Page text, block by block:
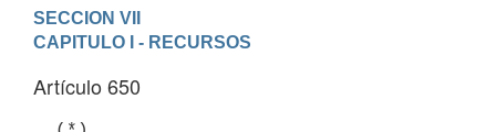
SECCION VII
CAPITULO I - RECURSOS
Artículo 650